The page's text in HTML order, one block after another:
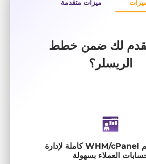
ميزات متقدمة
نقدم لك ضمن خطط
الريسلر؟
لوحة تحكم WHM/cPanel كاملة لإدارة
العملاء بسهولة